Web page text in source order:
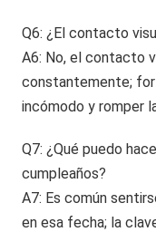
Q6: ¿El contacto
A6: No, el contacto
constantemente;
incómodo y romper
Q7: ¿Qué puedo
cumpleaños?
A7: Es común
en esa fecha; la